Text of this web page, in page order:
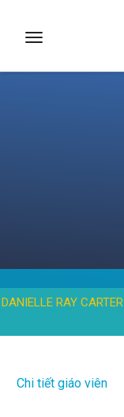
Toggle
DANIELLE RAY CARTER
Chi tiết giáo viên